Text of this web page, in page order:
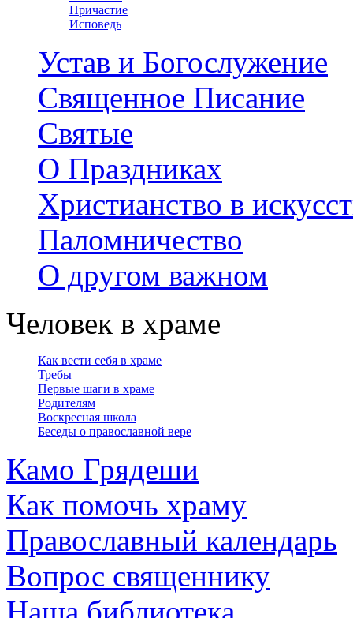
Причастие
Исповедь
Устав и Богослужение
Священное Писание
Святые
О Праздниках
Христианство в
Паломничество
О другом важном
Человек в храме
Как вести себя в храме
Требы
Первые шаги в храме
Родителям
Воскресная школа
Беседы о православной вере
Камо Грядеши
Как помочь храму
Православный календарь
Вопрос священнику